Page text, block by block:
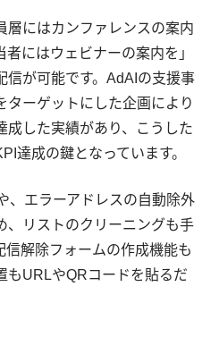
層にはカンファレンスの案内
にはウェビナーの案内を」
信が可能です。AdAIの支援事
ターゲットにした企画により
成した実績があり、こうした
達成の鍵となっています。
、エラーアドレスの自動除外
、リストのクリーニングも手
信解除フォームの作成機能も
もURLやQRコードを貼るだ